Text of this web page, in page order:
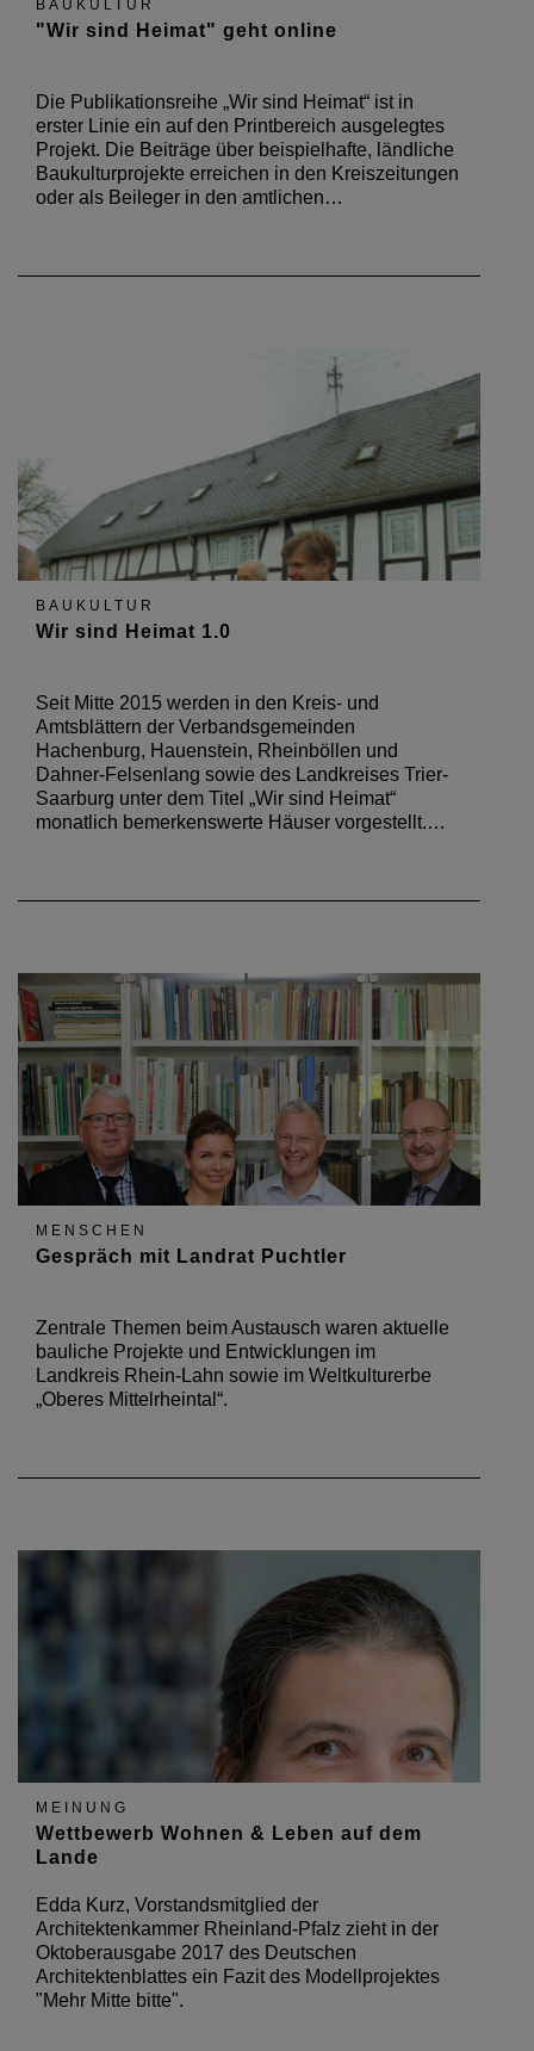
BAUKULTUR
"Wir sind Heimat" geht online
Die Publikationsreihe „Wir sind Heimat“ ist in
erster Linie ein auf den Printbereich ausgelegtes
Projekt. Die Beiträge über beispielhafte, ländliche
Baukulturprojekte erreichen in den Kreiszeitungen
oder als Beileger in den amtlichen…
BAUKULTUR
Wir sind Heimat 1.0
Seit Mitte 2015 werden in den Kreis- und
Amtsblättern der Verbandsgemeinden
Hachenburg, Hauenstein, Rheinböllen und
Dahner-Felsenlang sowie des Landkreises Trier-
Saarburg unter dem Titel „Wir sind Heimat“
monatlich bemerkenswerte Häuser vorgestellt.…
MENSCHEN
Gespräch mit Landrat Puchtler
Zentrale Themen beim Austausch waren aktuelle
bauliche Projekte und Entwicklungen im
Landkreis Rhein-Lahn sowie im Weltkulturerbe
„Oberes Mittelrheintal“.
MEINUNG
Wettbewerb Wohnen & Leben auf dem
Lande
Edda Kurz, Vorstandsmitglied der
Architektenkammer Rheinland-Pfalz zieht in der
Oktoberausgabe 2017 des Deutschen
Architektenblattes ein Fazit des Modellprojektes
"Mehr Mitte bitte".